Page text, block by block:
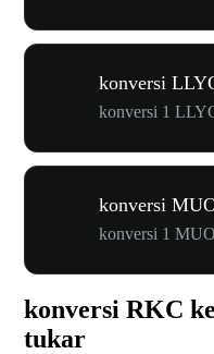
konversi
konversi 1
konversi
konversi 1
konversi RKC
tukar